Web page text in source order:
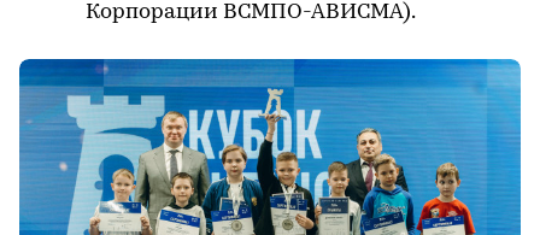
Корпорации ВСМПО-АВИСМА).